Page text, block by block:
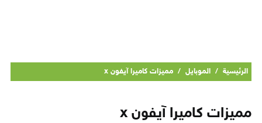
الرئيسية / الموبايل / مميزات كاميرا آيفون x
مميزات كاميرا آيفون x